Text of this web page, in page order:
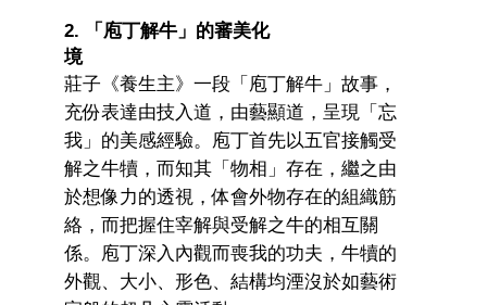
2. 「庖丁解牛」的審美化
境
莊子《養生主》一段「庖丁解牛」故事，
充份表達由技入道，由藝顯道，呈現「忘
我」的美感經驗。庖丁首先以五官接觸受
解之牛犢，而知其「物相」存在，繼之由
於想像力的透視，体會外物存在的組織筋
絡，而把握住宰解與受解之牛的相互關
係。庖丁深入內觀而喪我的功夫，牛犢的
外觀、大小、形色、結構均湮沒於如藝術